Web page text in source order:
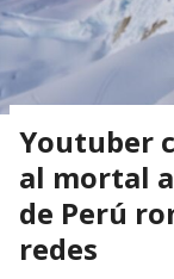
Youtuber
al mortal
de Perú
redes